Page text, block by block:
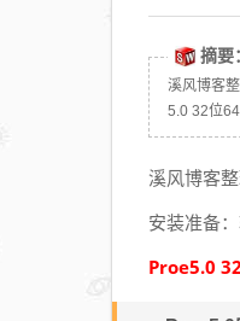
摘要
溪风博客
5.0 32位
溪风博客
安装准备
Proe5.0